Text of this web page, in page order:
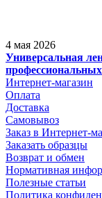
4 мая 2026
Универсальная
Интернет-магазин
Оплата
Доставка
Самовывоз
Заказ в Интернет-
Заказать образцы
Возврат и обмен
Нормативная
Полезные статьи
Политика